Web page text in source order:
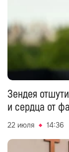
Зендея
и сердца от
22 июля 14:36